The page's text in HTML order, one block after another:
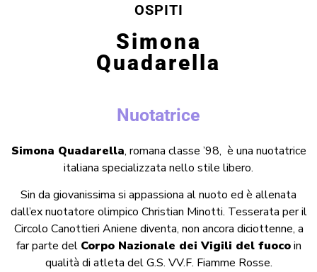
OSPITI
Simona
Quadarella
Nuotatrice
Simona Quadarella, romana classe ’98, è una nuotatrice
italiana specializzata nello stile libero.
Sin da giovanissima si appassiona al nuoto ed è allenata
dall’ex nuotatore olimpico Christian Minotti. Tesserata per il
Circolo Canottieri Aniene diventa, non ancora diciottenne, a
far parte del Corpo Nazionale dei Vigili del fuocoin
qualità di atleta del G.S. VV.F. Fiamme Rosse.